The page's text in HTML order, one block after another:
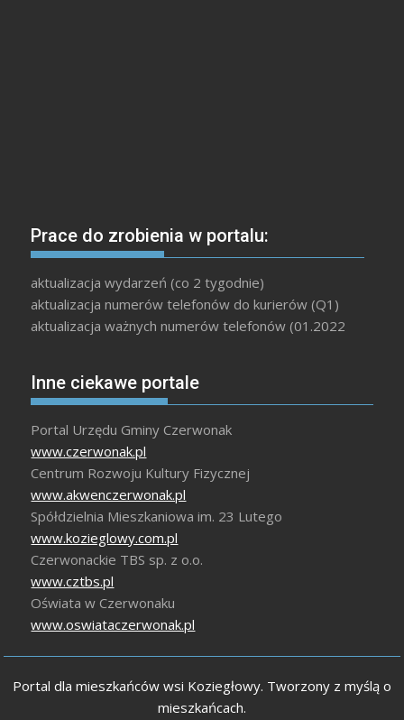
Prace do zrobienia w portalu:
aktualizacja wydarzeń (co 2 tygodnie)
aktualizacja numerów telefonów do kurierów (Q1)
aktualizacja ważnych numerów telefonów (01.2022
Inne ciekawe portale
Portal Urzędu Gminy Czerwonak
www.czerwonak.pl
Centrum Rozwoju Kultury Fizycznej
www.akwenczerwonak.pl
Spółdzielnia Mieszkaniowa im. 23 Lutego
www.kozieglowy.com.pl
Czerwonackie TBS sp. z o.o.
www.cztbs.pl
Oświata w Czerwonaku
www.oswiataczerwonak.pl
Portal dla mieszkańców wsi Koziegłowy. Tworzony z myślą o
mieszkańcach.